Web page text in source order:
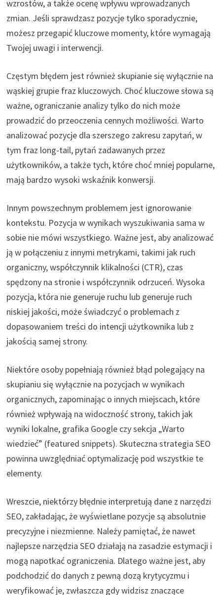
wzrostów, a także ocenę wpływu wprowadzanych
zmian. Jeśli sprawdzasz pozycje tylko sporadycznie,
możesz przegapić kluczowe momenty, które wymagają
Twojej uwagi i interwencji.
Częstym błędem jest również skupianie się wyłącznie na
wąskiej grupie fraz kluczowych. Choć kluczowe słowa są
ważne, ograniczanie analizy tylko do nich może
prowadzić do przeoczenia cennych możliwości. Warto
analizować pozycje dla szerszego zakresu zapytań, w
tym fraz long-tail, pytań zadawanych przez
użytkowników, a także tych, które choć mniej popularne,
mają bardzo wysoki wskaźnik konwersji.
Innym powszechnym problemem jest ignorowanie
kontekstu. Pozycja w wynikach wyszukiwania sama w
sobie nie mówi wszystkiego. Ważne jest, aby analizować
ją w połączeniu z innymi metrykami, takimi jak ruch
organiczny, współczynnik klikalności (CTR), czas
spędzony na stronie i współczynnik odrzuceń. Wysoka
pozycja, która nie generuje ruchu lub generuje ruch
niskiej jakości, może świadczyć o problemach z
dopasowaniem treści do intencji użytkownika lub z
jakością samej strony.
Niektóre osoby popełniają również błąd polegający na
skupianiu się wyłącznie na pozycjach w wynikach
organicznych, zapominając o innych miejscach, które
również wpływają na widoczność strony, takich jak
wyniki lokalne, grafika Google czy sekcja „Warto
wiedzieć” (featured snippets). Skuteczna strategia SEO
powinna uwzględniać optymalizację pod wszystkie te
elementy.
Wreszcie, niektórzy błędnie interpretują dane z narzędzi
SEO, zakładając, że wyświetlane pozycje są absolutnie
precyzyjne i niezmienne. Należy pamiętać, że nawet
najlepsze narzędzia SEO działają na zasadzie estymacji i
mogą napotkać ograniczenia. Dlatego ważne jest, aby
podchodzić do danych z pewną dozą krytycyzmu i
weryfikować je, zwłaszcza gdy widzisz znaczące